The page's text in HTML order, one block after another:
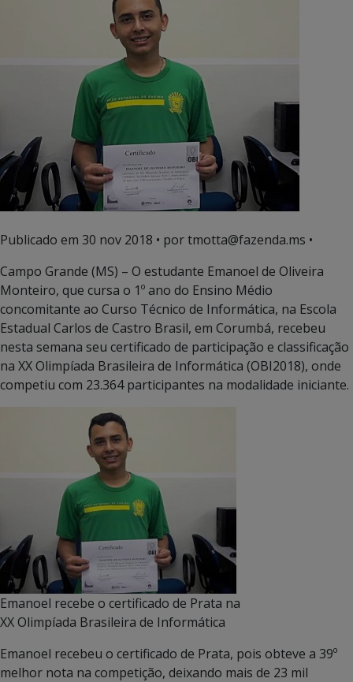
Publicado em 30 nov 2018 • por tmotta@fazenda.ms •
Campo Grande (MS) – O estudante Emanoel de Oliveira
Monteiro, que cursa o 1º ano do Ensino Médio
concomitante ao Curso Técnico de Informática, na Escola
Estadual Carlos de Castro Brasil, em Corumbá, recebeu
nesta semana seu certificado de participação e classificação
na XX Olimpíada Brasileira de Informática (OBI2018), onde
competiu com 23.364 participantes na modalidade iniciante.
Emanoel recebe o certificado de Prata na
XX Olimpíada Brasileira de Informática
Emanoel recebeu o certificado de Prata, pois obteve a 39º
melhor nota na competição, deixando mais de 23 mil